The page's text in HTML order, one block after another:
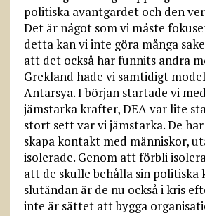
politiska avantgardet och den
Det är något som vi måste
detta kan vi inte göra många
att det också har funnits andra
Grekland hade vi samtidigt
Antarsya. I början startade vi
jämstarka krafter, DEA var lite
stort sett var vi jämstarka. De
skapa kontakt med människor,
isolerade. Genom att förbli
att de skulle behålla sin politiska
slutändan är de nu också i kris
inte är sättet att bygga